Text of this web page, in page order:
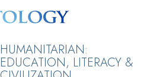
HUMANITARIAN:
EDUCATION, LITERACY &